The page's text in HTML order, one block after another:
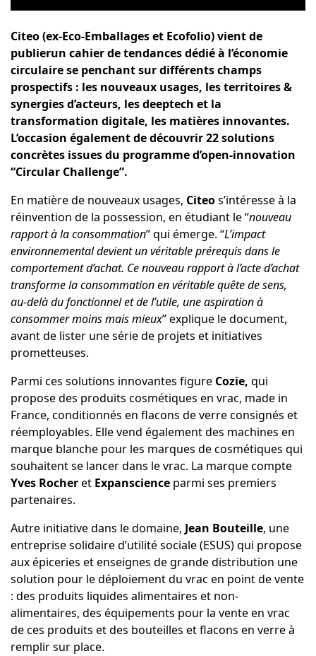
Citeo (ex-Eco-Emballages et Ecofolio) vient de
publierun cahier de tendances dédié à l’économie
circulairese penchant sur différents champs
prospectifs : les nouveaux usages, les territoires &
synergies d’acteurs, les deeptech et la
transformation digitale, les matières innovantes.
L’occasion également de découvrir 22 solutions
concrètes issues du programme d’open-innovation
“Circular Challenge”.
En matière de nouveaux usages, Citeos’intéresse à la
réinvention de la possession, en étudiant le “nouveau
rapport à la consommation” qui émerge. “L’impact
environnemental devient un véritable prérequis dans le
comportement d’achat. Ce nouveau rapport à l’acte d’achat
transforme la consommation en véritable quête de sens,
au-delà du fonctionnel et de l’utile, une aspiration à
consommer moins mais mieux” explique le document,
avant de lister une série de projets et initiatives
prometteuses.
Parmi ces solutions innovantes figure Cozie, qui
propose des produits cosmétiques en vrac, made in
France, conditionnés en flacons de verre consignés et
réemployables. Elle vend également des machines en
marque blanche pour les marques de cosmétiques qui
souhaitent se lancer dans le vrac. La marque compte
Yves Rocheret Expanscienceparmi ses premiers
partenaires.
Autre initiative dans le domaine, Jean Bouteille, une
entreprise solidaire d’utilité sociale (ESUS) qui propose
aux épiceries et enseignes de grande distribution une
solution pour le déploiement du vrac en point de vente
: des produits liquides alimentaires et non-
alimentaires, des équipements pour la vente en vrac
de ces produits et des bouteilles et flacons en verre à
remplir sur place.